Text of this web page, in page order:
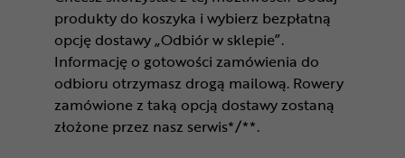
produkty do koszyka i wybierz bezpłatną
opcję dostawy „Odbiór w sklepie”.
Informację o gotowości zamówienia do
odbioru otrzymasz drogą mailową. Rowery
zamówione z taką opcją dostawy zostaną
złożone przez nasz serwis*/**.